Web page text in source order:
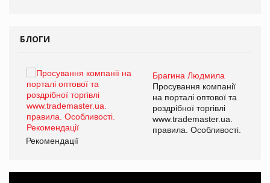
БЛОГИ
Брагина Людмила
Просування компанії
на порталі оптової та
роздрібної торгівлі
www.trademaster.ua.
правила. Особливості.
Рекомендації